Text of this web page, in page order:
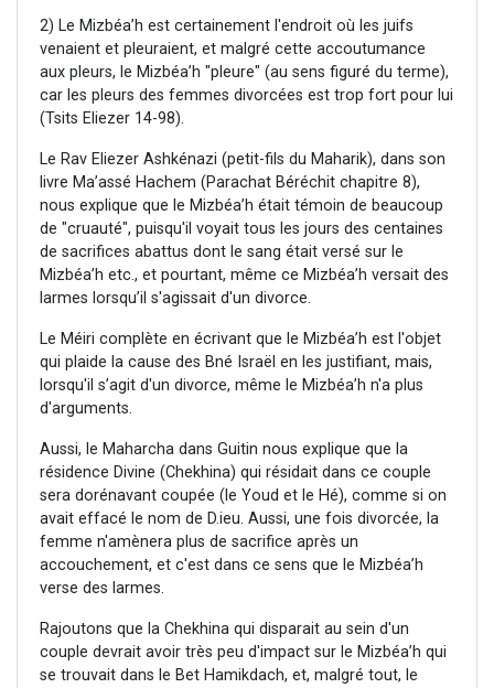
2) Le Mizbéa’h est certainement l'endroit où les juifs
venaient et pleuraient, et malgré cette accoutumance
aux pleurs, le Mizbéa’h "pleure" (au sens figuré du terme),
car les pleurs des femmes divorcées est trop fort pour lui
(Tsits Eliezer 14-98).
Le Rav Eliezer Ashkénazi (petit-fils du Maharik), dans son
livre Ma’assé Hachem (Parachat Béréchit chapitre 8),
nous explique que le Mizbéa’h était témoin de beaucoup
de "cruauté", puisqu'il voyait tous les jours des centaines
de sacrifices abattus dont le sang était versé sur le
Mizbéa’h etc., et pourtant, même ce Mizbéa’h versait des
larmes lorsqu’il s'agissait d'un divorce.
Le Méiri complète en écrivant que le Mizbéa’h est l'objet
qui plaide la cause des Bné Israël en les justifiant, mais,
lorsqu'il s’agit d'un divorce, même le Mizbéa’h n'a plus
d'arguments.
Aussi, le Maharcha dans Guitin nous explique que la
résidence Divine (Chekhina) qui résidait dans ce couple
sera dorénavant coupée (le Youd et le Hé), comme si on
avait effacé le nom de D.ieu. Aussi, une fois divorcée, la
femme n'amènera plus de sacrifice après un
accouchement, et c'est dans ce sens que le Mizbéa’h
verse des larmes.
Rajoutons que la Chekhina qui disparait au sein d'un
couple devrait avoir très peu d'impact sur le Mizbéa’h qui
se trouvait dans le Bet Hamikdach, et, malgré tout, le